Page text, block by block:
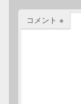
コメント ※